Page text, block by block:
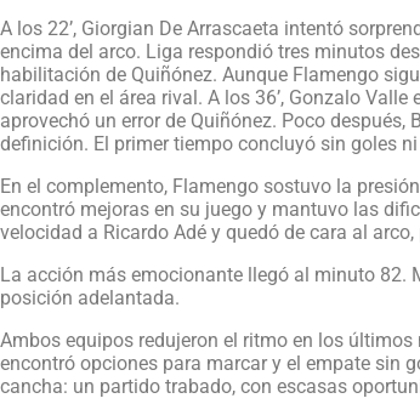
A los 22’, Giorgian De Arrascaeta intentó
encima del arco. Liga respondió tres minutos
habilitación de Quiñónez. Aunque Flamengo
claridad en el área rival. A los 36’, Gonzalo
aprovechó un error de Quiñónez. Poco
definición. El primer tiempo concluyó sin goles
En el complemento, Flamengo sostuvo la
encontró mejoras en su juego y mantuvo las
velocidad a Ricardo Adé y quedó de cara al
La acción más emocionante llegó al minuto 82.
posición adelantada.
Ambos equipos redujeron el ritmo en los
encontró opciones para marcar y el empate sin
cancha: un partido trabado, con escasas